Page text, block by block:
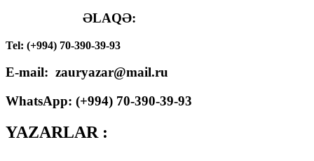
ƏLAQƏ:
Tel: (+994) 70-390-39-93
E-mail: zauryazar@mail.ru
WhatsApp: (+994) 70-390-39-93
YAZARLAR :